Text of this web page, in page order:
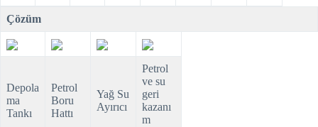
Çözüm
Depola
ma
Tankı
Petrol
Boru
Hattı
Yağ Su
Ayırıcı
Petrol
ve su
geri
kazanı
m